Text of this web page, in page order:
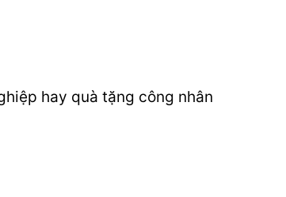
hay quà tặng công nhân